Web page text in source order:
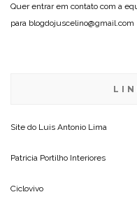
Quer entrar em contato com a
para blogdojuscelino@gmail.com
Site do Luis Antonio Lima
Patricia Portilho Interiores
Ciclovivo